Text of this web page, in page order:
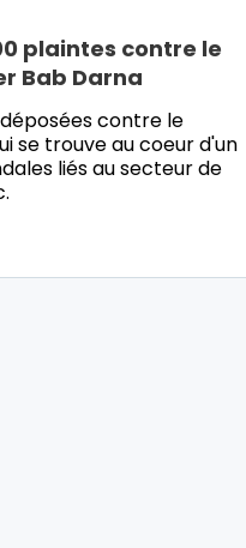
plaintes contre le
Bab Darna
contre le
se trouve au coeur d'un
liés au secteur de